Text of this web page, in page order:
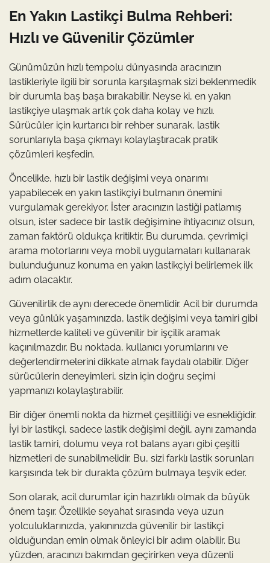
En Yakın Lastikçi Bulma Rehberi:
Hızlı ve Güvenilir Çözümler
Günümüzün hızlı tempolu dünyasında aracınızın
lastikleriyle ilgili bir sorunla karşılaşmak sizi beklenmedik
bir durumla baş başa bırakabilir. Neyse ki, en yakın
lastikçiye ulaşmak artık çok daha kolay ve hızlı.
Sürücüler için kurtarıcı bir rehber sunarak, lastik
sorunlarıyla başa çıkmayı kolaylaştıracak pratik
çözümleri keşfedin.
Öncelikle, hızlı bir lastik değişimi veya onarımı
yapabilecek en yakın lastikçiyi bulmanın önemini
vurgulamak gerekiyor. İster aracınızın lastiği patlamış
olsun, ister sadece bir lastik değişimine ihtiyacınız olsun,
zaman faktörü oldukça kritiktir. Bu durumda, çevrimiçi
arama motorlarını veya mobil uygulamaları kullanarak
bulunduğunuz konuma en yakın lastikçiyi belirlemek ilk
adım olacaktır.
Güvenilirlik de aynı derecede önemlidir. Acil bir durumda
veya günlük yaşamınızda, lastik değişimi veya tamiri gibi
hizmetlerde kaliteli ve güvenilir bir işçilik aramak
kaçınılmazdır. Bu noktada, kullanıcı yorumlarını ve
değerlendirmelerini dikkate almak faydalı olabilir. Diğer
sürücülerin deneyimleri, sizin için doğru seçimi
yapmanızı kolaylaştırabilir.
Bir diğer önemli nokta da hizmet çeşitliliği ve esnekliğidir.
İyi bir lastikçi, sadece lastik değişimi değil, aynı zamanda
lastik tamiri, dolumu veya rot balans ayarı gibi çeşitli
hizmetleri de sunabilmelidir. Bu, sizi farklı lastik sorunları
karşısında tek bir durakta çözüm bulmaya teşvik eder.
Son olarak, acil durumlar için hazırlıklı olmak da büyük
önem taşır. Özellikle seyahat sırasında veya uzun
yolculuklarınızda, yakınınızda güvenilir bir lastikçi
olduğundan emin olmak önleyici bir adım olabilir. Bu
yüzden, aracınızı bakımdan geçirirken veya düzenli